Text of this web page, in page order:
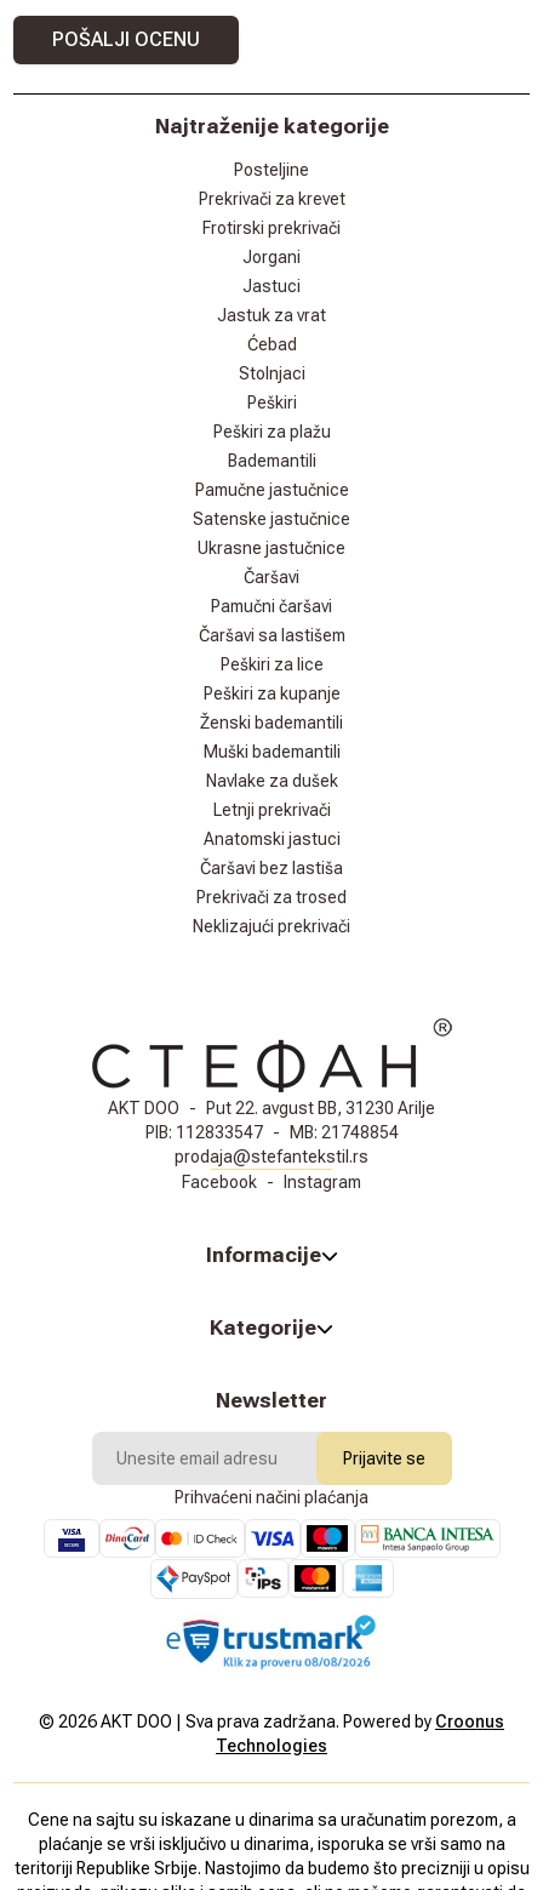
POŠALJI OCENU
Najtraženije kategorije
Posteljine
Prekrivači za krevet
Frotirski prekrivači
Jorgani
Jastuci
Jastuk za vrat
Ćebad
Stolnjaci
Peškiri
Peškiri za plažu
Bademantili
Pamučne jastučnice
Satenske jastučnice
Ukrasne jastučnice
Čaršavi
Pamučni čaršavi
Čaršavi sa lastišem
Peškiri za lice
Peškiri za kupanje
Ženski bademantili
Muški bademantili
Navlake za dušek
Letnji prekrivači
Anatomski jastuci
Čaršavi bez lastiša
Prekrivači za trosed
Neklizajući prekrivači
AKT DOO - Put 22. avgust BB, 31230 Arilje
PIB: 112833547 - MB: 21748854
prodaja@stefantekstil.rs
Facebook - Instagram
Informacije
Kategorije
Newsletter
Prijavite se
Prihvaćeni načini plaćanja
© 2026AKT DOO | Sva prava zadržana. Powered by Croonus
Technologies
Cene na sajtu su iskazane u dinarima sa uračunatim porezom, a
plaćanje se vrši isključivo u dinarima, isporuka se vrši samo na
teritoriji Republike Srbije. Nastojimo da budemo što precizniji u opisu